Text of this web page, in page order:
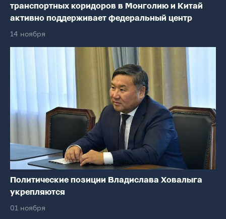
транспортных коридоров в Монголию и Китай
активно поддерживает федеральный центр
14 ноября
Политические позиции Владислава Ховалыга
укрепляются
01 ноября